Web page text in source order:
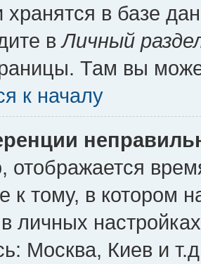
хранятся в базе
вЛичный
Там вы
к началу
отображается
к тому, в котором
личных
Москва, Киев и